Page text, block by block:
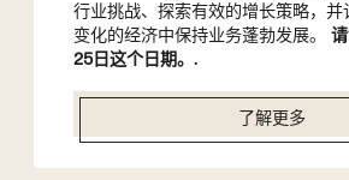
行业挑战、探索有效的增长策略，并
变化的经济中保持业务蓬勃发展。
25日这个日期。 .
了解更多